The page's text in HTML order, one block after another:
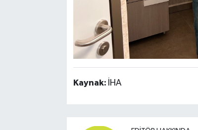
Kaynak: İHA